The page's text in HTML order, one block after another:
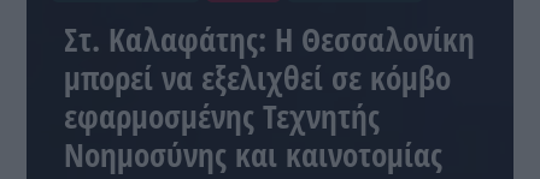
Στ. Καλαφάτης: Η Θεσσαλονίκη
μπορεί να εξελιχθεί σε κόμβο
εφαρμοσμένης Τεχνητής
Νοημοσύνης και καινοτομίας